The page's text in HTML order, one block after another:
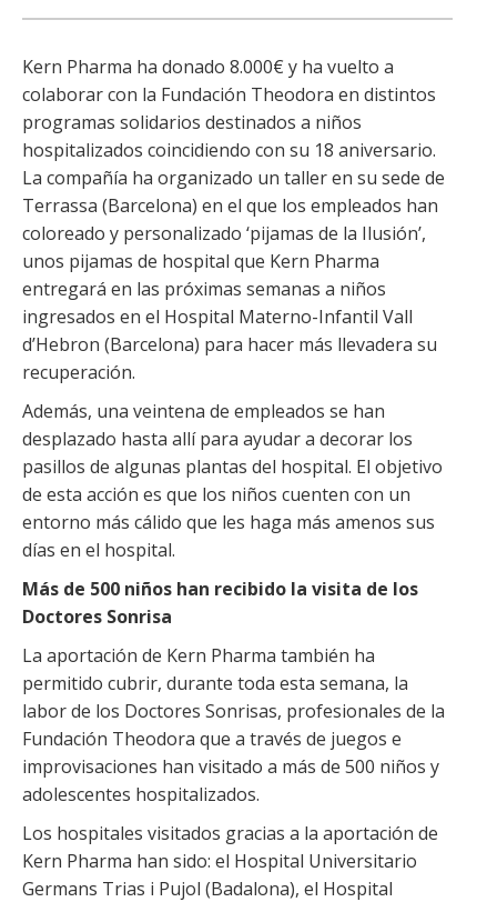
shareshareshareshare
Kern Pharma ha donado 8.000€ y ha vuelto a
colaborar con la Fundación Theodora en distintos
programas solidarios destinados a niños
hospitalizados coincidiendo con su 18 aniversario.
La compañía ha organizado un taller en su sede de
Terrassa (Barcelona) en el que los empleados han
coloreado y personalizado ‘pijamas de la Ilusión’,
unos pijamas de hospital que Kern Pharma
entregará en las próximas semanas a niños
ingresados en el Hospital Materno-Infantil Vall
d’Hebron (Barcelona) para hacer más llevadera su
recuperación.
Además, una veintena de empleados se han
desplazado hasta allí para ayudar a decorar los
pasillos de algunas plantas del hospital. El objetivo
de esta acción es que los niños cuenten con un
entorno más cálido que les haga más amenos sus
días en el hospital.
Más de 500 niños han recibido la visita de los
Doctores Sonrisa
La aportación de Kern Pharma también ha
permitido cubrir, durante toda esta semana, la
labor de los Doctores Sonrisas, profesionales de la
Fundación Theodora que a través de juegos e
improvisaciones han visitado a más de 500 niños y
adolescentes hospitalizados.
Los hospitales visitados gracias a la aportación de
Kern Pharma han sido: el Hospital Universitario
Germans Trias i Pujol (Badalona), el Hospital